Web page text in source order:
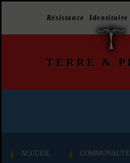
Résistance Identitaire
TERRE &
ACCUEIL COMMUNAUTÉ